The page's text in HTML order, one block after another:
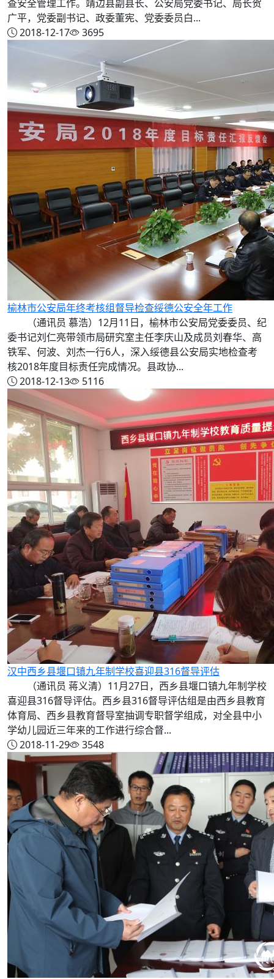
查安全管理工作。靖边县副县长、公安局党委书记、局长贺
广平，党委副书记、政委董宪、党委委员白...
2018-12-17
3695
榆林市公安局年终考核组督导检查绥德公安全年工作
（通讯员 慕浩）12月11日，榆林市公安局党委委员、纪
委书记刘仁亮带领市局研究室主任李庆山及成员刘春华、高
铁军、何波、刘杰一行6人，深入绥德县公安局实地检查考
核2018年度目标责任完成情况。县政协...
2018-12-13
5116
汉中西乡县堰口镇九年制学校喜迎县316督导评估
（通讯员 蒋义清）11月27日，西乡县堰口镇九年制学校
喜迎县316督导评估。西乡县316督导评估组是由西乡县教育
体育局、西乡县教育督导室抽调专职督学组成，对全县中小
学幼儿园近三年来的工作进行综合督...
2018-11-29
3548